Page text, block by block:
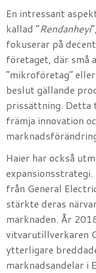
En intressant
kallad ”Rendanheyi
fokuserar på
företaget, där små
”mikroföretag”
beslut gällande
prissättning.
främja innovation
Haier har också
från General
stärkte deras
marknaden. År
vitvarutillverkaren
ytterligare
marknadsandelar i